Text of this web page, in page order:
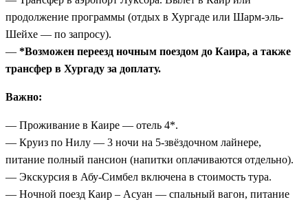
продолжение программы (отдых в Хургаде или Шарм-эль-
Шейхе — по запросу).
— *Возможен переезд ночным поездом до Каира, а также
трансфер в Хургаду за доплату.
Важно:
— Проживание в Каире — отель 4*.
— Круиз по Нилу — 3 ночи на 5-звёздочном лайнере,
питание полный пансион (напитки оплачиваются отдельно).
— Экскурсия в Абу-Симбел включена в стоимость тура.
— Ночной поезд Каир – Асуан — спальный вагон, питание